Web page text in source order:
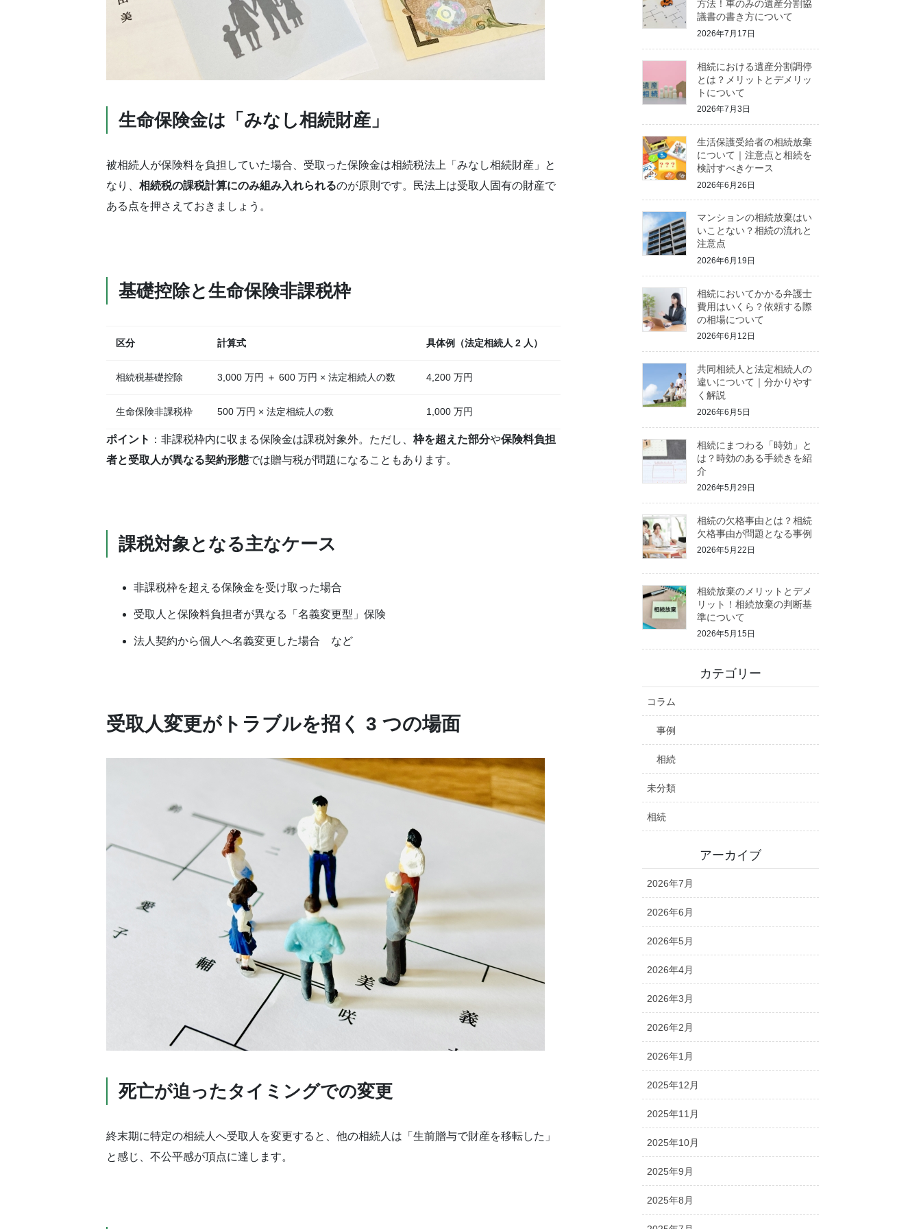
生命保険金は「みなし相続財産」
被相続人が保険料を負担していた場合、受取った保険金は相続税法上「みなし相続財産」と
なり、相続税の課税計算にのみ組み入れられるのが原則です。民法上は受取人固有の財産で
ある点を押さえておきましょう。
基礎控除と生命保険非課税枠
区分 計算式 具体例（法定相続人 2 人）
相続税基礎控除 3,000 万円 ＋ 600 万円 × 法定相続人の数 4,200 万円
生命保険非課税枠 500 万円 × 法定相続人の数 1,000 万円
ポイント ：非課税枠内に収まる保険金は課税対象外。ただし、枠を超えた部分や保険料負担
者と受取人が異なる契約形態では贈与税が問題になることもあります。
課税対象となる主なケース
非課税枠を超える保険金を受け取った場合
受取人と保険料負担者が異なる「名義変更型」保険
法人契約から個人へ名義変更した場合 など
受取人変更がトラブルを招く 3つの場面
死亡が迫ったタイミングでの変更
終末期に特定の相続人へ受取人を変更すると、他の相続人は「生前贈与で財産を移転した」
と感じ、不公平感が頂点に達します。
方法！車のみの遺産分割協
議書の書き方について
2026年7月17日
相続における遺産分割調停
とは？メリットとデメリッ
トについて
2026年7月3日
生活保護受給者の相続放棄
について｜注意点と相続を
検討すべきケース
2026年6月26日
マンションの相続放棄はい
いことない？相続の流れと
注意点
2026年6月19日
相続においてかかる弁護士
費用はいくら？依頼する際
の相場について
2026年6月12日
共同相続人と法定相続人の
違いについて｜分かりやす
く解説
2026年6月5日
相続にまつわる「時効」と
は？時効のある手続きを紹
介
2026年5月29日
相続の欠格事由とは？相続
欠格事由が問題となる事例
2026年5月22日
相続放棄のメリットとデメ
リット！相続放棄の判断基
準について
2026年5月15日
カテゴリー
コラム
事例
相続
未分類
相続
アーカイブ
2026年7月
2026年6月
2026年5月
2026年4月
2026年3月
2026年2月
2026年1月
2025年12月
2025年11月
2025年10月
2025年9月
2025年8月